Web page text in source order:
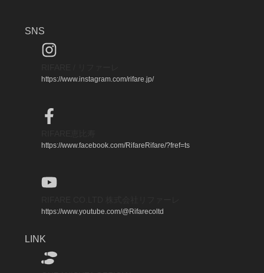
SNS
https://www.instagram.com/rifare.jp/
https://www.facebook.com/RifareRifare/?fref=ts
https://www.youtube.com/@Rifarecoltd
LINK